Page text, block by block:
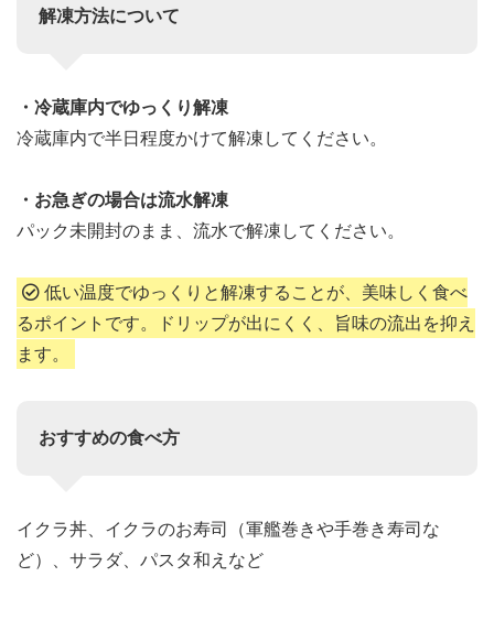
解凍方法について
・冷蔵庫内でゆっくり解凍
冷蔵庫内で半日程度かけて解凍してください。
・お急ぎの場合は流水解凍
パック未開封のまま、流水で解凍してください。
低い温度でゆっくりと解凍することが、美味しく食べ
るポイントです。ドリップが出にくく、旨味の流出を抑え
ます。
おすすめの食べ方
イクラ丼、イクラのお寿司（軍艦巻きや手巻き寿司な
ど）、サラダ、パスタ和えなど